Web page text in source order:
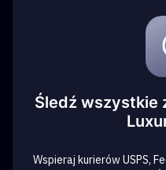
Śledź wszystkie
Wspieraj kurierów USPS,